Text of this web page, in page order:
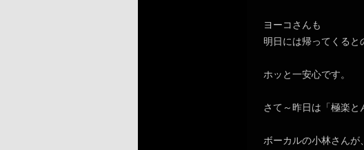
ヨーコさんも
明日には帰ってくると
ホッと一安心です。
さて～昨日は「極楽
ボーカルの小林さん